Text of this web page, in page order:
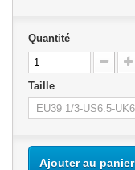
Quantité
Taille
Ajouter au panier